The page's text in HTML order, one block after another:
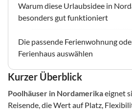
Warum diese Urlaubsidee in
besonders gut funktioniert
Die passende Ferienwohnung
Ferienhaus auswählen
Kurzer Überblick
Poolhäuser in Nordamerikaeignet
Reisende, die Wert auf Platz,